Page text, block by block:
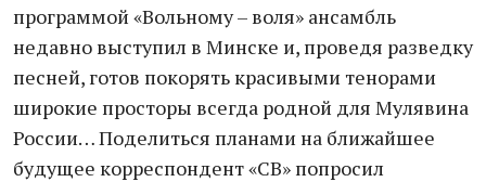
программой «Вольному – воля» ансамбль
недавно выступил в Минске и, проведя разведку
песней, готов покорять красивыми тенорами
широкие просторы всегда родной для Мулявина
России… Поделиться планами на ближайшее
будущее корреспондент «СВ» попросил